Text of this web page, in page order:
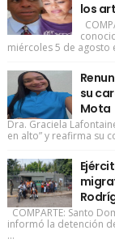
los
miércoles 5 de agosto
su
Mota
Dra. Graciela
en alto” y reafirma su
COMPARTE: Santo
informó la detención
...